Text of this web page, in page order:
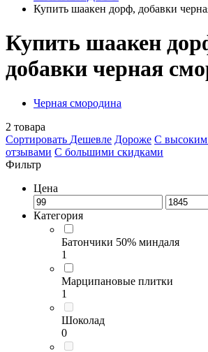
Купить шаакен дорф, добавки
Купить шаакен
добавки черная
Черная смородина
2 товара
Сортировать Дешевле Дороже С высоким
отзывами С большими скидками
Фильтр
Цена
Категория
Батончики 50% миндаля
1
Марципановые плитки
1
Шоколад
0